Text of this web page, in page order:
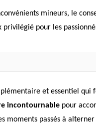
mineurs, le
pour les
et essentiel qui
incontournable pour
moments passés à